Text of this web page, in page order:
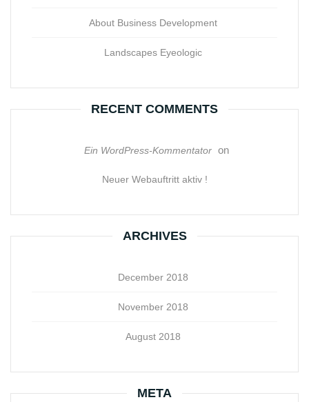
About Business Development
Landscapes Eyeologic
RECENT COMMENTS
Ein WordPress-Kommentator on
Neuer Webauftritt aktiv !
ARCHIVES
December 2018
November 2018
August 2018
META